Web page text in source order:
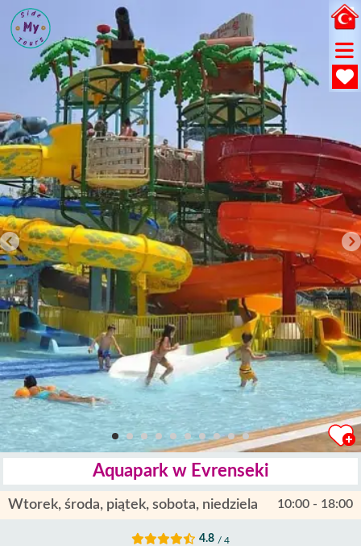
Aquapark w Evrenseki
Wtorek, środa, piątek, sobota, niedziela 10:00 - 18:00
4.8 / 4